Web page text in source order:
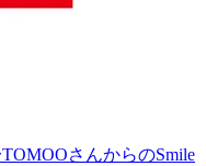
さんからのSmile